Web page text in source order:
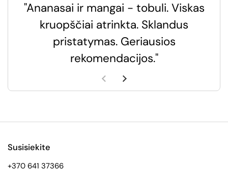
"Ananasai ir mangai - tobuli. Viskas
kruopščiai atrinkta. Sklandus
pristatymas. Geriausios
rekomendacijos."
Ankstesnė skaidrė
Kita skaidrė
Susisiekite
+370 641 37366